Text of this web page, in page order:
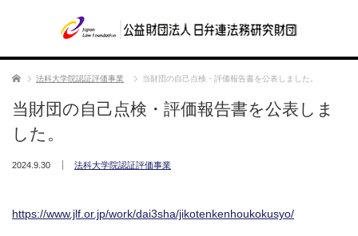
ホーム 法科大学院認証評価事業 当財団の自己点検・評価報告書を公表しました。
当財団の自己点検・評価報告書を公表しま
した。
2024.9.30 法科大学院認証評価事業
https://www.jlf.or.jp/work/dai3sha/jikotenkenhoukokusyo/